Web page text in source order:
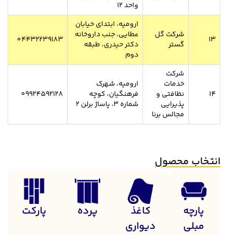
واحد ۱۲
13
شرکت گل
گستر
ارومیه، ابتدای خیابان
عطایی، جنب داروخانه
دکتر حیدری، طبقه
دوم
04432239183
14
شرکت
خدمات
نظافتی و
پذیرایی
مجالس برنا
ارومیه، شهرک
فرهنگیان، کوچه
شماره 3، پاساژ برلن 2
09924592128
انتخاب محصول
پارچه
مبلی
کاغذ
دیواری
پرده پارکت